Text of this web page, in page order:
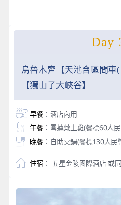
Day
烏魯木齊【天池含區間
【獨山子大峽谷】
早餐：酒店內用
午餐：雪蓮燉土雞(餐標60人
晚餐：自助火鍋(餐標130人民
住宿 ： 五星金陵國際酒店 或